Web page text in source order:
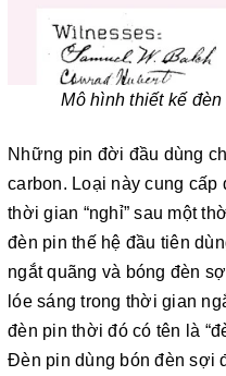
Mô hình thiết kế
Những pin đời đầu dùng
carbon. Loại này cung cấp
thời gian “nghỉ” sau một
đèn pin thế hệ đầu tiên
ngắt quãng và bóng đèn
lóe sáng trong thời gian
đèn pin thời đó có tên là
Đèn pin dùng bón đèn sợi